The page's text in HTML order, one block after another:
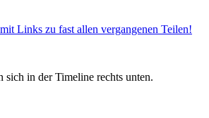
Links zu fast allen vergangenen Teilen!
sich in der Timeline rechts unten.